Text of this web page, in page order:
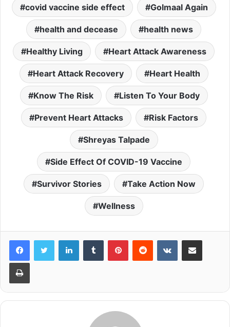
covid vaccine side effect Golmaal Again
health and decease health news
Healthy Living Heart Attack Awareness
Heart Attack Recovery Heart Health
Know The Risk Listen To Your Body
Prevent Heart Attacks Risk Factors
Shreyas Talpade
Side Effect Of COVID-19 Vaccine
Survivor Stories Take Action Now
Wellness
LinkedInTumblr PinterestReddit VKontakteShare via Email
Print